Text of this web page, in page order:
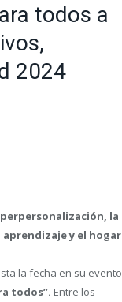
todos a
2024
la
y el hogar
la fecha en su evento
todos”. Entre los